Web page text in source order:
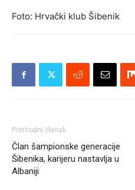
Foto: Hrvački klub Šibenik
Prethodni članak
Član šampionske generacije
Šibenika, karijeru nastavlja u
Albaniji